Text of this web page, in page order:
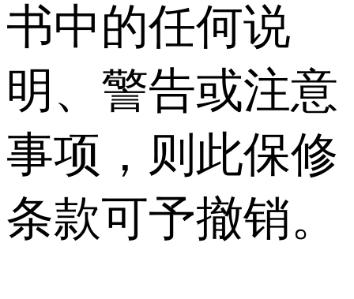
书中的任何说
明、警告或注意
事项，则此保修
条款可予撤销。